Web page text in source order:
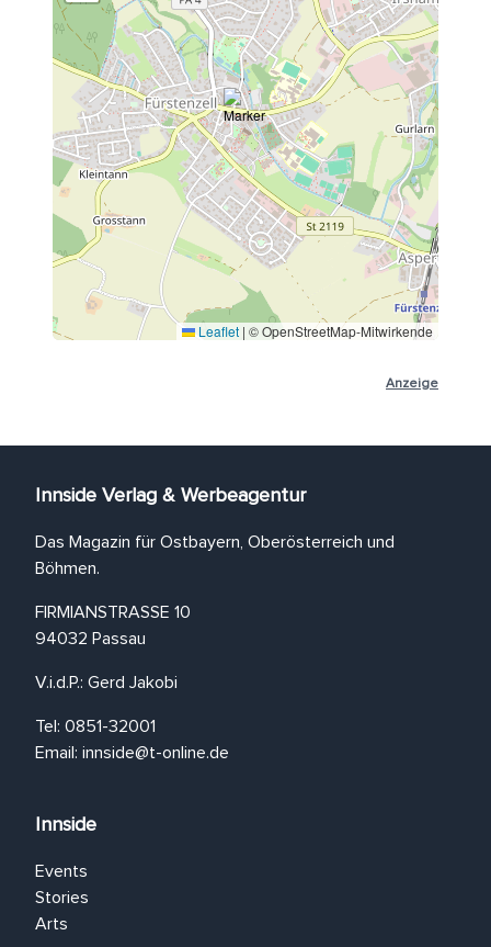
Leaflet | © OpenStreetMap-Mitwirkende
Anzeige
Innside Verlag & Werbeagentur
Das Magazin für Ostbayern, Oberösterreich und
Böhmen.
FIRMIANSTRASSE 10
94032 Passau
V.i.d.P.: Gerd Jakobi
Tel: 0851-32001
Email: innside@t-online.de
Innside
Events
Stories
Arts